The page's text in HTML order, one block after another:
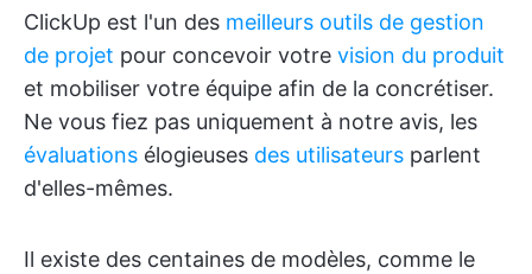
ClickUp est l'un des meilleurs outils de gestion
de projet pour concevoir votre vision du produit
et mobiliser votre équipe afin de la concrétiser.
Ne vous fiez pas uniquement à notre avis, les
évaluations élogieuses des utilisateurs parlent
d'elles-mêmes.
Il existe des centaines de modèles, comme le